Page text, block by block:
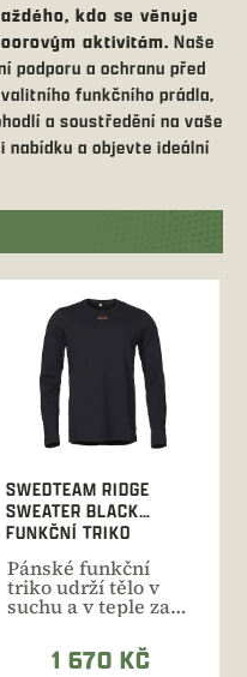
kdo se věnuje
aktivitám. Naše
podporu a ochranu před
funkčního prádla,
a soustředění na vaše
a objevte ideální
SWEDTEAM RIDGE
SWEATER BLACK
FUNKČNÍ TRIKO
Pánské funkční
triko udrží tělo v
suchu a v teple za
všech podmínek.
Extra...1 670 KČ